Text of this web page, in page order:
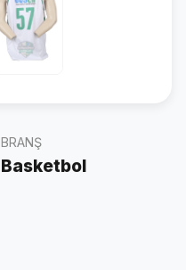
BRANŞ
Basketbol